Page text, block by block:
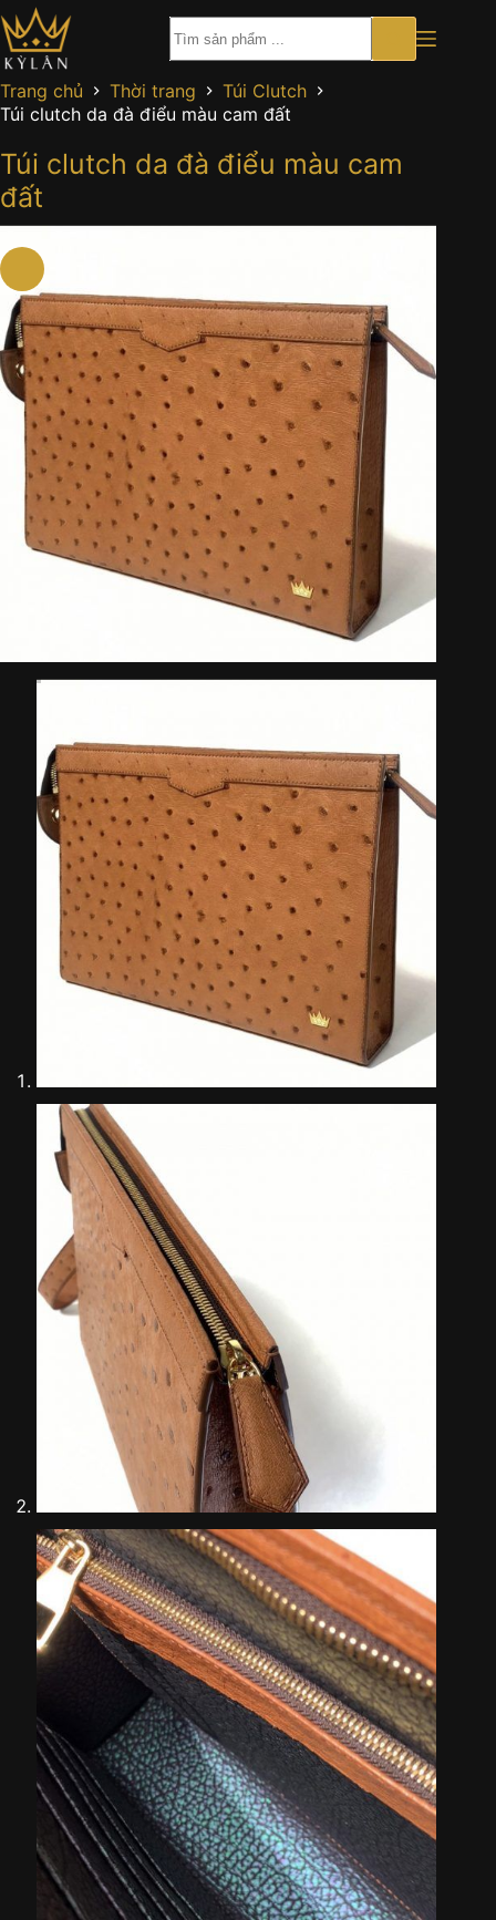
Chuyển
đến
phần
nội
dung
Trang chủ Thời trang
Túi Clutch
Túi clutch da đà điểu màu cam đất
Túi clutch da đà điểu màu cam
đất